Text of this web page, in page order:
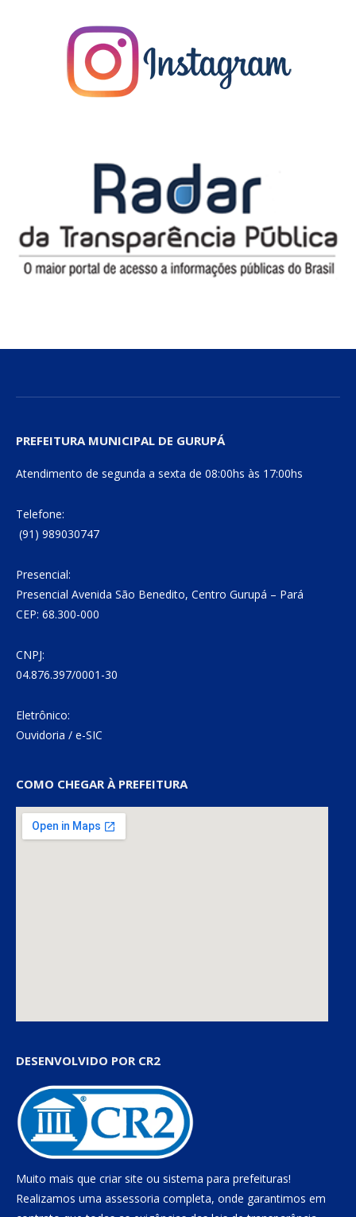
PREFEITURA MUNICIPAL DE GURUPÁ
Atendimento de segunda a sexta de 08:00hs às 17:00hs
Telefone:
(91) 989030747
Presencial:
Presencial Avenida São Benedito, Centro Gurupá – Pará
CEP: 68.300-000
CNPJ:
04.876.397/0001-30
Eletrônico:
Ouvidoria / e-SIC
COMO CHEGAR À PREFEITURA
DESENVOLVIDO POR CR2
Muito mais que criar site ou sistema para prefeituras!
Realizamos uma assessoria completa, onde garantimos em